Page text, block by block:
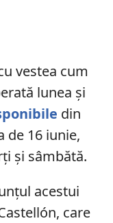
vestea cum
lunea și
din
de 16 iunie,
și sâmbătă.
acestui
care